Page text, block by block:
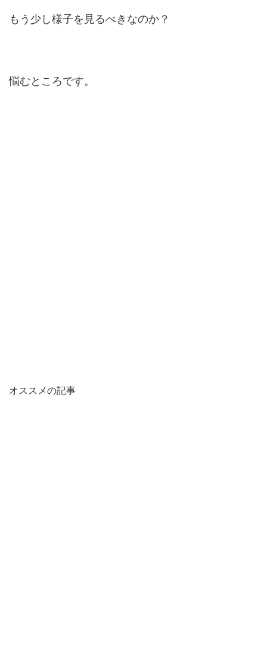
もう少し様子を見るべきなのか？
悩むところです。
オススメの記事